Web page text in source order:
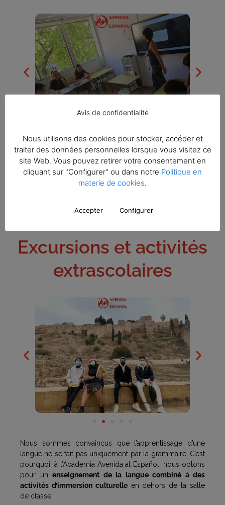
Excursions et activités
extrascolaires
Nous sommes convaincus que l’apprentissage d’une
langue ne se fait pas uniquement par la grammaire. C’est
pourquoi, à l’Academia Avenida al Español, nous optons
pour un enseignement de la langue combiné à des
activités d’immersion culturelleen dehors de la salle
de classe.
Avis de confidentialité
Nous utilisons des cookies pour stocker, accéder et
traiter des données personnelles lorsque vous visitez ce
site Web. Vous pouvez retirer votre consentement en
cliquant sur "Configurer" ou dans notre Politique en
materie de cookies.
Accepter Configurer